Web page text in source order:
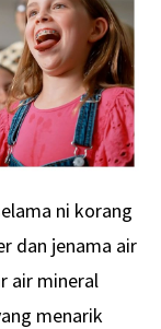
ni korang
dan jenama air
air mineral
menarik